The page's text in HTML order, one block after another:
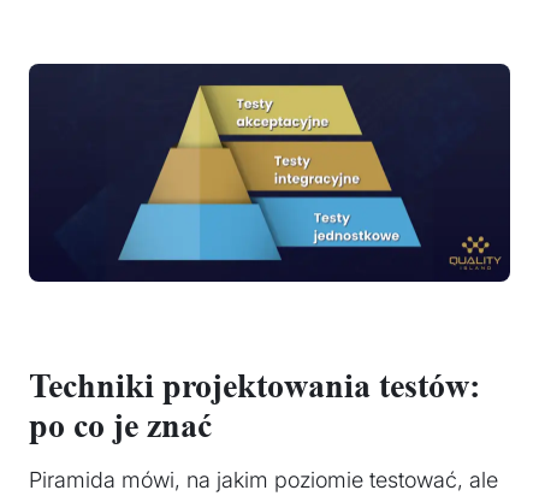
Techniki projektowania testów:
po co je znać
Piramida mówi, na jakim poziomie testować, ale